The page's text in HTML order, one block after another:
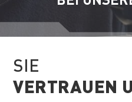
SIE
VERTRAUEN